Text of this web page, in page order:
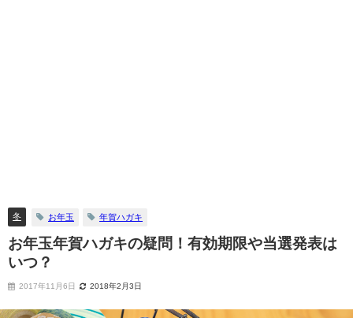
冬 お年玉 年賀ハガキ
お年玉年賀ハガキの疑問！有効期限や当選発表は
いつ？
2017年11月6日 2018年2月3日